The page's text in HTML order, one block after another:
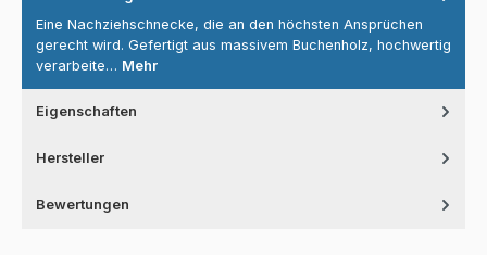
Eine Nachziehschnecke, die an den höchsten Ansprüchen
gerecht wird. Gefertigt aus massivem Buchenholz, hochwertig
verarbeite… Mehr
Eigenschaften
Hersteller
Bewertungen